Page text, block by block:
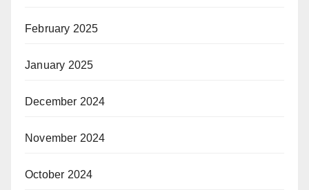
February 2025
January 2025
December 2024
November 2024
October 2024